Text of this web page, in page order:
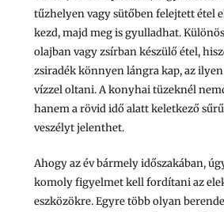
tűzhelyen vagy sütőben felejtett étel
kezd, majd meg is gyulladhat.
olajban vagy zsírban készülő étel,
zsiradék könnyen lángra kap, az
vízzel oltani. A konyhai tüzeknél
hanem a rövid idő alatt keletkező
veszélyt jelenthet.
Ahogy az év bármely időszakában,
komoly figyelmet kell fordítani az
eszközökre. Egyre több olyan